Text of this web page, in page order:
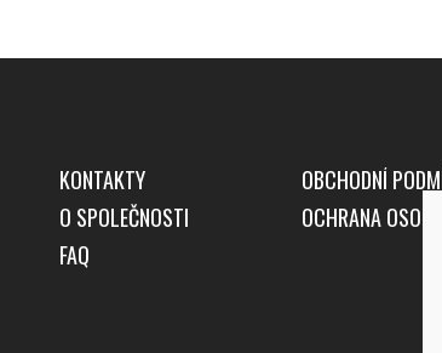
KONTAKTY
O SPOLEČNOSTI
FAQ
OBCHODNÍ
OCHRANA